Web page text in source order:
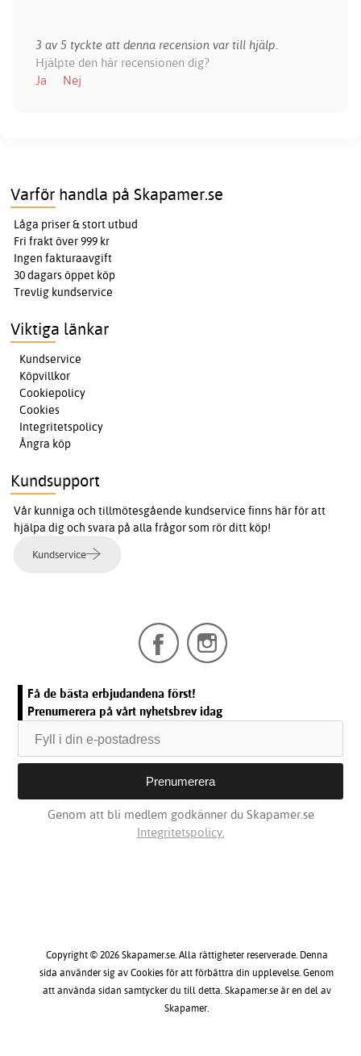
3 av 5 tyckte att denna recension var till hjälp.
Hjälpte den här recensionen dig?
Ja
Nej
Varför handla på Skapamer.se
Låga priser & stort utbud
Fri frakt över 999 kr
Ingen fakturaavgift
30 dagars öppet köp
Trevlig kundservice
Viktiga länkar
Kundservice
Köpvillkor
Cookiepolicy
Cookies
Integritetspolicy
Ångra köp
Kundsupport
Vår kunniga och tillmötesgående kundservice finns här för att
hjälpa dig och svara på alla frågor som rör ditt köp!
Kundservice
Få de bästa erbjudandena först!
Prenumerera på vårt nyhetsbrev idag
Genom att bli medlem godkänner du Skapamer.se
Integritetspolicy.
Copyright © 2026 Skapamer.se. Alla rättigheter reserverade. Denna
sida använder sig av Cookies för att förbättra din upplevelse. Genom
att använda sidan samtycker du till detta. Skapamer.se är en del av
Skapamer.